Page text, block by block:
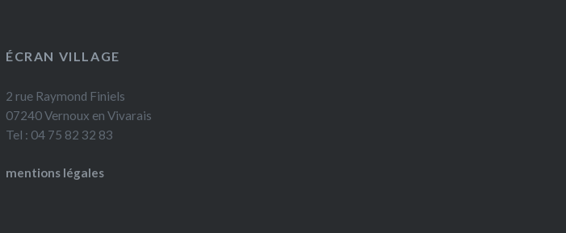
ÉCRAN VILLAGE
2 rue Raymond Finiels
07240 Vernoux en Vivarais
Tel : 04 75 82 32 83
mentions légales